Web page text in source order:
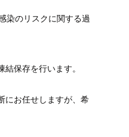
染のリスクに関する過
保存を行います。
にお任せしますが、希